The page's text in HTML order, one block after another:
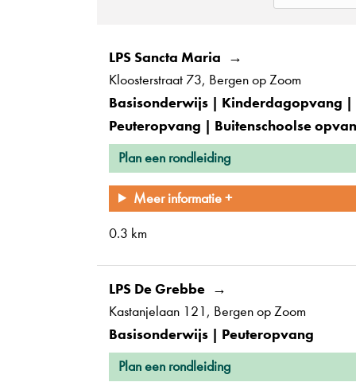
LPS Sancta Maria
Kloosterstraat 73 Bergen op Zoom
Basisonderwijs | Kinderdagopvang |
Peuteropvang | Buitenschoolse
Plan een rondleiding
Meer informatie +
0.3 km
LPS De Grebbe
Kastanjelaan 121 Bergen op Zoom
Basisonderwijs | Peuteropvang
Plan een rondleiding